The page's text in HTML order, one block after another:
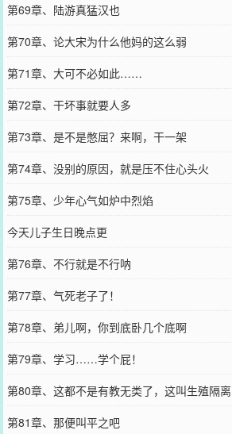
第69章、陆游真猛汉也
第70章、论大宋为什么他妈的这么弱
第71章、大可不必如此……
第72章、干坏事就要人多
第73章、是不是憋屈？来啊，干一架
第74章、没别的原因，就是压不住心头火
第75章、少年心气如炉中烈焰
今天儿子生日晚点更
第76章、不行就是不行呐
第77章、气死老子了！
第78章、弟儿啊，你到底卧几个底啊
第79章、学习……学个屁！
第80章、这都不是有教无类了，这叫生殖隔离
第81章、那便叫平之吧